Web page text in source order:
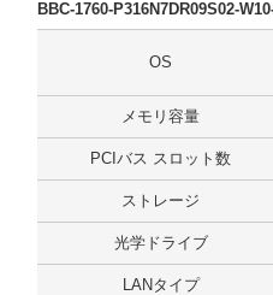
BBC-1760-P316N7DR09S02-
OS
メモリ容量
PCIバス スロット数
ストレージ
光学ドライブ
LANタイプ